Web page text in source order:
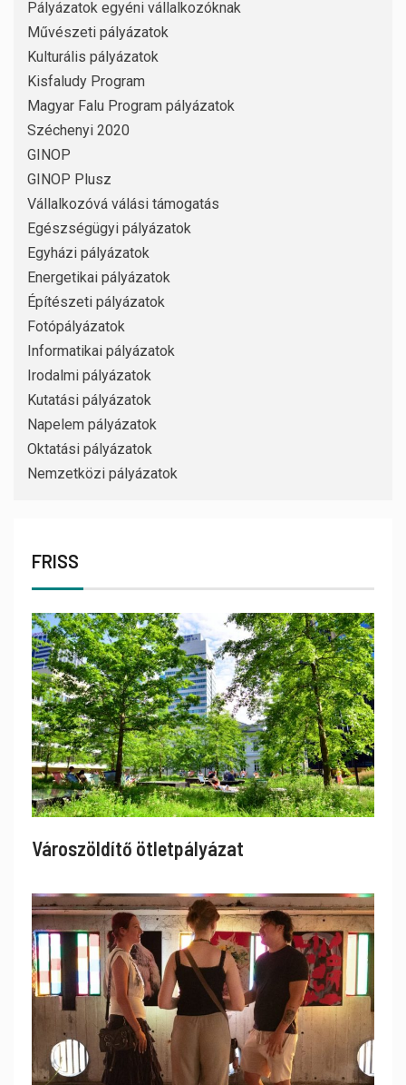
Pályázatok egyéni vállalkozóknak
Művészeti pályázatok
Kulturális pályázatok
Kisfaludy Program
Magyar Falu Program pályázatok
Széchenyi 2020
GINOP
GINOP Plusz
Vállalkozóvá válási támogatás
Egészségügyi pályázatok
Egyházi pályázatok
Energetikai pályázatok
Építészeti pályázatok
Fotópályázatok
Informatikai pályázatok
Irodalmi pályázatok
Kutatási pályázatok
Napelem pályázatok
Oktatási pályázatok
Nemzetközi pályázatok
FRISS
Városzöldítő ötletpályázat